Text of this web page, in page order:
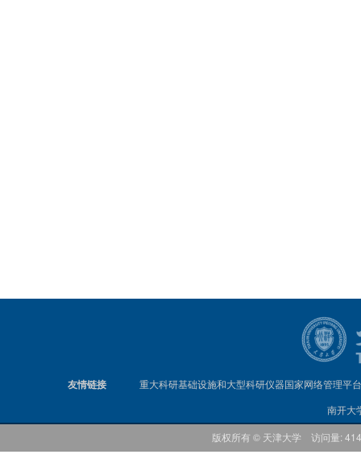
友情链接
重大科研基础设施和大型科研仪器国家网络管理平台
南开大
版权所有 © 天津大学 访问量: